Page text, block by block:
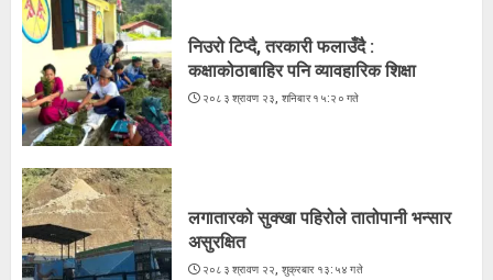
निउरो टिप्दै, तरकारी फलाउँदै :
कक्षाकोठाबाहिर पनि व्यावहारिक शिक्षा
२०८३ श्रावण २३, शनिबार १५:२० गते
लगातारको सुक्खा पहिरोले तातोपानी भन्सार
असुरक्षित
२०८३ श्रावण २२, शुक्रबार १३:५४ गते
3
२०८३ श्रावण २२, शुक्रबार १३:५४ गते
4
२०८३ श्रावण २२, शुक्रबार १२:५१ गते